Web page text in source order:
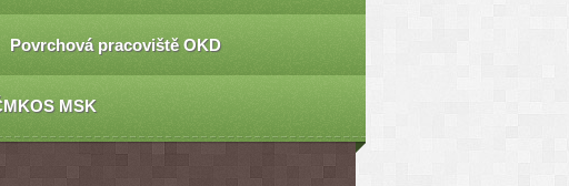
Povrchová pracoviště OKD
MSK